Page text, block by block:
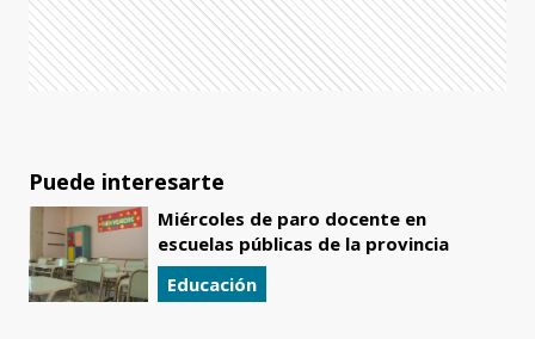
Puede interesarte
Miércoles de paro docente en
escuelas públicas de la provincia
Educación